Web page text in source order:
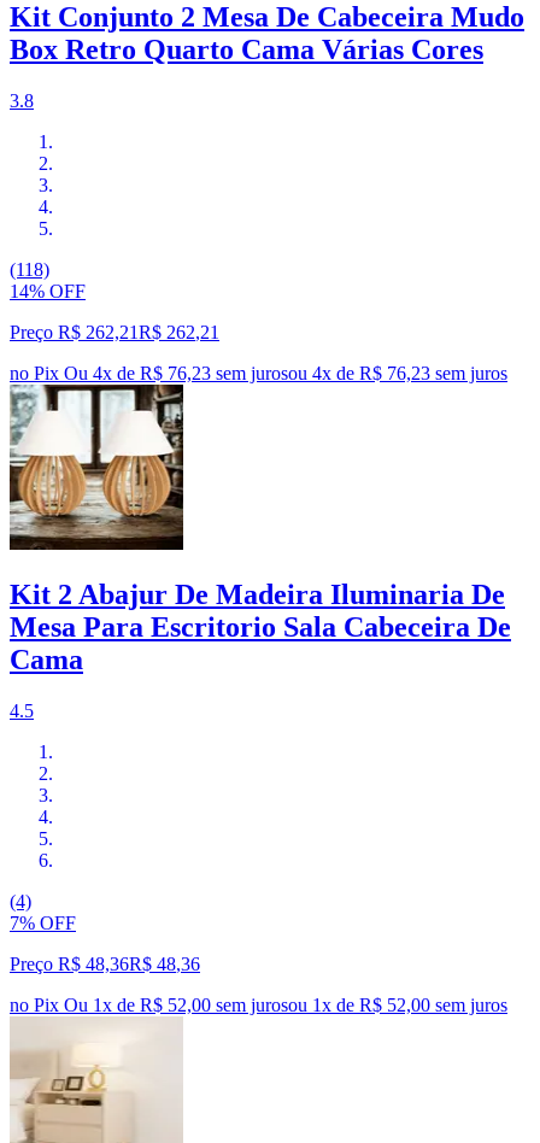
Kit Conjunto 2 Mesa De Cabeceira Mudo
Box Retro Quarto Cama Várias Cores
3.8
(118)
14% OFF
Preço R$ 262,21R$ 262,21
no Pix Ou 4x de R$ 76,23 sem jurosou 4x de R$ 76,23 sem juros
Kit 2 Abajur De Madeira Iluminaria De
Mesa Para Escritorio Sala Cabeceira De
Cama
4.5
(4)
7% OFF
Preço R$ 48,36R$ 48,36
no Pix Ou 1x de R$ 52,00 sem jurosou 1x de R$ 52,00 sem juros